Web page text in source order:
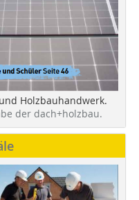
Holzbauhandwerk.
der dach+holzbau.